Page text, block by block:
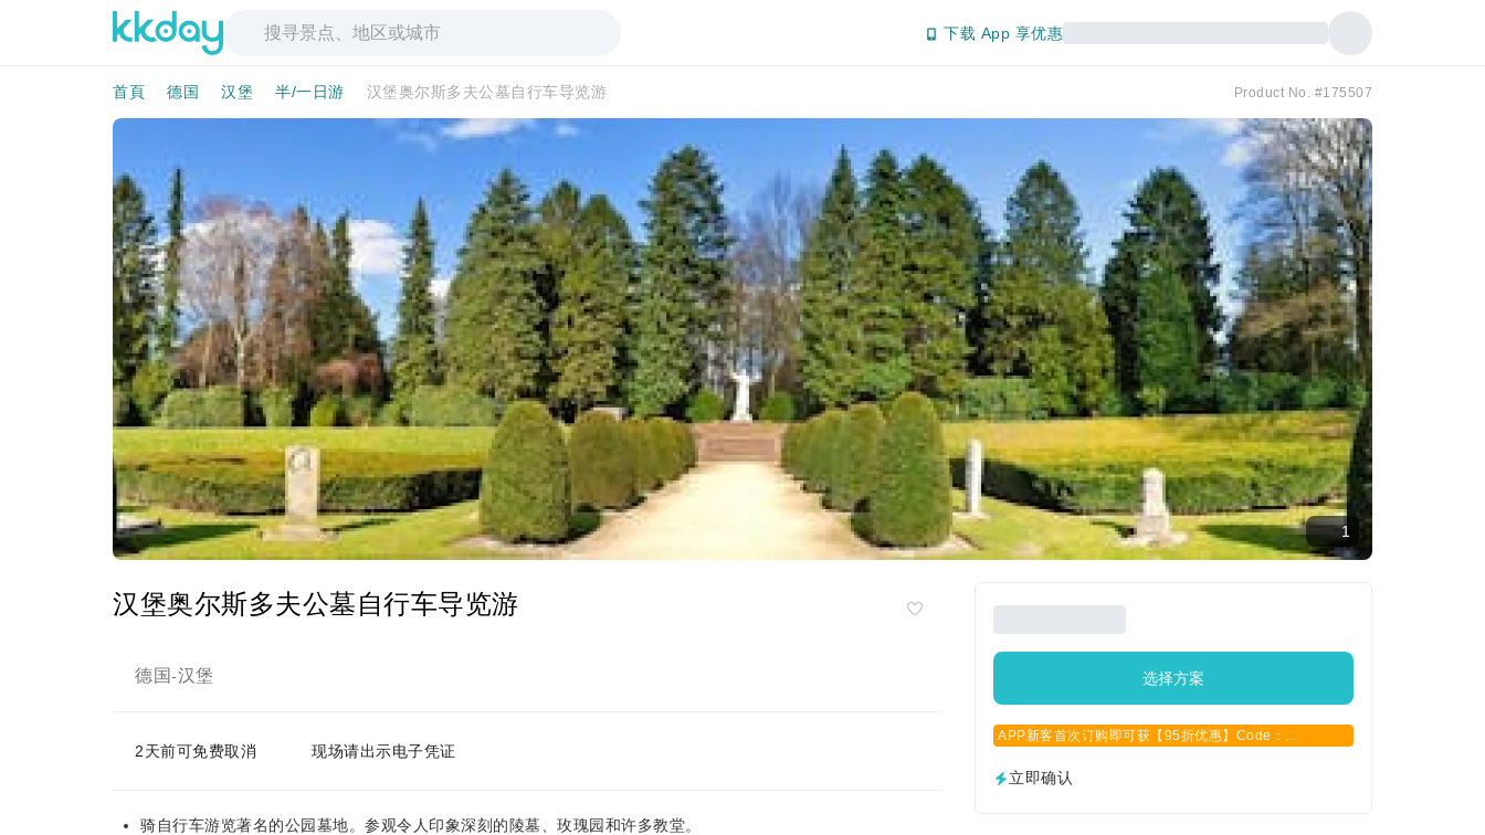
下载 App 享优惠
首頁 德国 汉堡 半/一日游 汉堡奥尔斯多夫公墓自行车导览游 Product No. #175507
1
汉堡奥尔斯多夫公墓自行车导览游
德国-汉堡
2天前可免费取消 现场请出示电子凭证
骑自行车游览著名的公园墓地。参观令人印象深刻的陵墓、玫瑰园和许多教堂。
选择方案
APP新客首次订购即可获【95折优惠】Code：
立即确认